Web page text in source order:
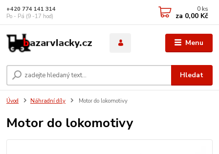
Menu
Hledat
+420 774 141 314
Po - Pá (9 -17 hod)
0 ks
za 0,00 Kč
Úvod Náhradní díly Motor do lokomotivy
Motor do lokomotivy